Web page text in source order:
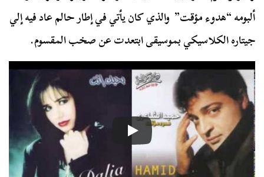
ألبومه “هدوء مؤقت” والذي كان يأتي في إطار حالم عاد فيه إلي
جيتاره الكلاسيكي بموسيقى ابتعدت عن صخب المقسوم.